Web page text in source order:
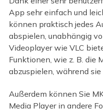
App sehr einfach und
können praktisch jedes
abspielen, unabhängig
Videoplayer wie VLC
Funktionen, wie z. B. die
abzuspielen, während
Außerdem können Sie
Media Player in andere